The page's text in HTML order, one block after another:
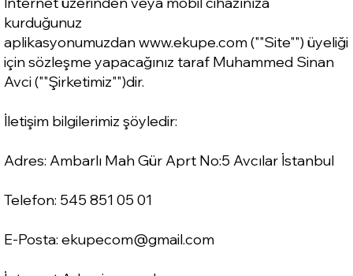
kurduğunuz
aplikasyonumuzdanwww.ekupe.com(""Site"") üyeliği
için sözleşme yapacağınız taraf Muhammed Sinan
Avci (""Şirketimiz"")dir.
İletişim bilgilerimiz şöyledir:
Adres: Ambarlı Mah Gür Aprt No:5 Avcılar İstanbul
Telefon: 545 851 05 01
E-Posta:ekupecom@gmail.com